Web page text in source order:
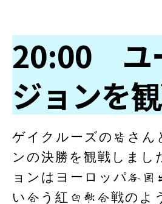
20:00 ユ
ジョンを
ゲイクルーズの皆さん
ンの決勝を観戦しまし
ョンはヨーロッパ各国
い合う紅白歌合戦のよ